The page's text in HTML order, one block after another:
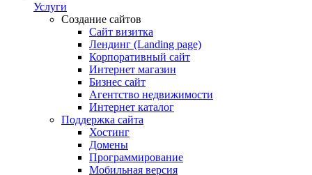
Услуги
Создание сайтов
Сайт визитка
Лендинг (Landing page)
Корпоративный сайт
Интернет магазин
Бизнес сайт
Агентство недвижимости
Интернет каталог
Поддержка сайта
Хостинг
Домены
Программирование
Мобильная версия